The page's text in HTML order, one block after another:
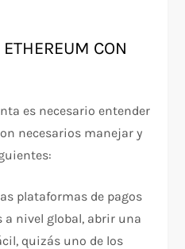
CON
es necesario entender
necesarios manejar y
plataformas de pagos
nivel global, abrir una
quizás uno de los